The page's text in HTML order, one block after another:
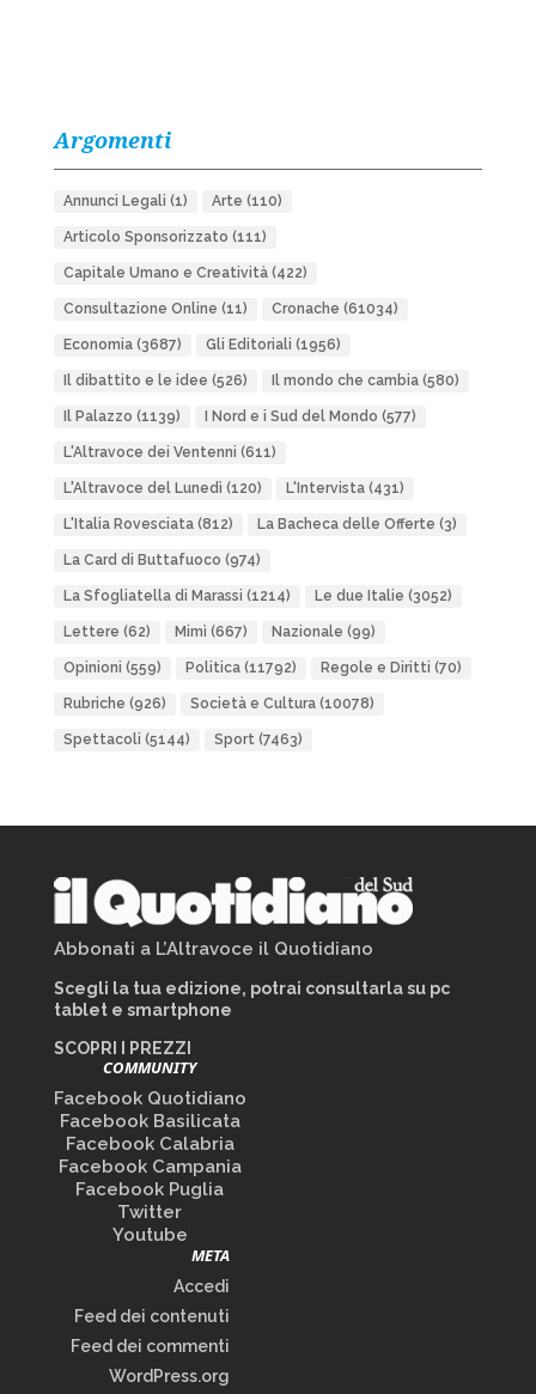
Argomenti
Annunci Legali (1) Arte (110)
Articolo Sponsorizzato (111)
Capitale Umano e Creatività(422)
Consultazione Online (11) Cronache (61034)
Economia(3687) Gli Editoriali (1956)
Il dibattito e le idee (526) Il mondo che cambia(580)
Il Palazzo (1139) I Nord e i Sud del Mondo (577)
L'Altravoce dei Ventenni (611)
L'Altravoce del Lunedì (120) L'Intervista(431)
L'Italia Rovesciata(812) La Bacheca delle Offerte (3)
La Card di Buttafuoco (974)
La Sfogliatella di Marassi (1214) Le due Italie (3052)
Lettere (62) Mimì (667) Nazionale (99)
Opinioni (559) Politica(11792) Regole e Diritti (70)
Rubriche (926) Società e Cultura(10078)
Spettacoli (5144) Sport(7463)
Abbonati a L’Altravoce il Quotidiano
Scegli la tua edizione, potrai consultarla su pc
tablet e smartphone
SCOPRI I PREZZI
COMMUNITY
Facebook Quotidiano
Facebook Basilicata
Facebook Calabria
Facebook Campania
Facebook Puglia
Twitter
Youtube
META
Accedi
Feed dei contenuti
Feed dei commenti
WordPress.org